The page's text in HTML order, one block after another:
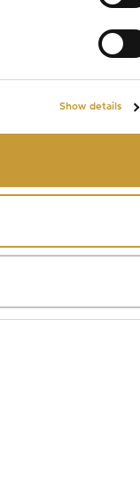
Show details